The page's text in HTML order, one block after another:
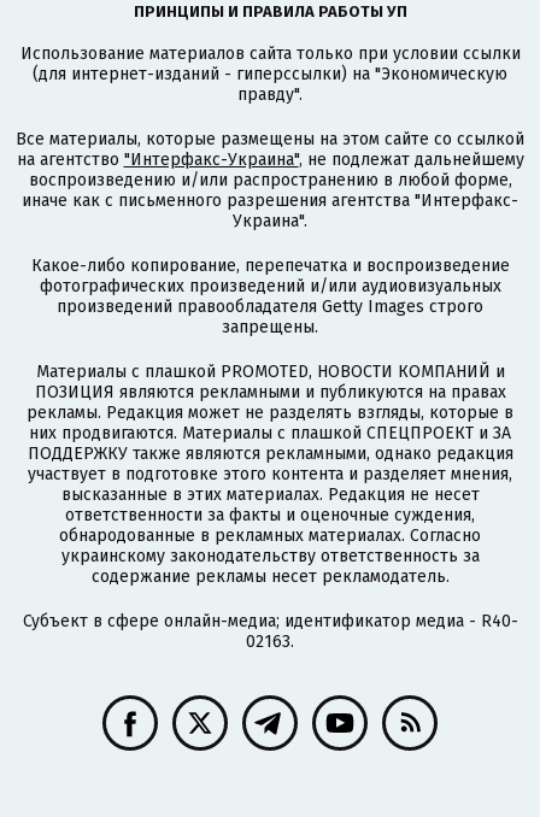
ПРИНЦИПЫ И ПРАВИЛА РАБОТЫ УП
Использование материалов сайта только при условии ссылки
(для интернет-изданий - гиперссылки) на "Экономическую
правду".
Все материалы, которые размещены на этом сайте со ссылкой
на агентство "Интерфакс-Украина", не подлежат дальнейшему
воспроизведению и/или распространению в любой форме,
иначе как с письменного разрешения агентства "Интерфакс-
Украина".
Какое-либо копирование, перепечатка и воспроизведение
фотографических произведений и/или аудиовизуальных
произведений правообладателя Getty Images строго
запрещены.
Материалы с плашкой PROMOTED, НОВОСТИ КОМПАНИЙ и
ПОЗИЦИЯ являются рекламными и публикуются на правах
рекламы. Редакция может не разделять взгляды, которые в
них продвигаются. Материалы с плашкой СПЕЦПРОЕКТ и ЗА
ПОДДЕРЖКУ также являются рекламными, однако редакция
участвует в подготовке этого контента и разделяет мнения,
высказанные в этих материалах. Редакция не несет
ответственности за факты и оценочные суждения,
обнародованные в рекламных материалах. Согласно
украинскому законодательству ответственность за
содержание рекламы несет рекламодатель.
Субъект в сфере онлайн-медиа; идентификатор медиа - R40-
02163.